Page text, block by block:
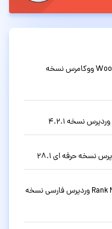
قالب فروشگاهی چندمنظوره وودمارت WoodMart ووکامرس نسخه
دانلود افزونه سئو حرفه ای رنک مث Rank Math Pro وردپرس فارسی نسخه